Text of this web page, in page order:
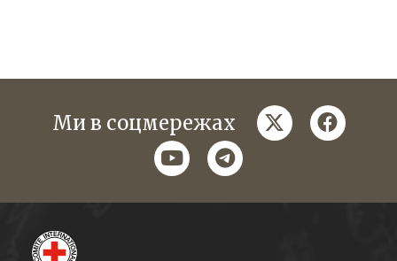
Ми в соцмережах twitter
youtubetelegram